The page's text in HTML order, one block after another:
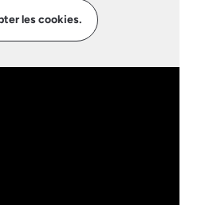
les cookies.